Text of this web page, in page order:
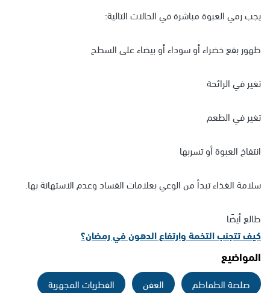
يجب رمي العبوة مباشرة في الحالات التالية:
ظهور بقع خضراء أو سوداء أو بيضاء على السطح
تغير في الرائحة
تغير في الطعم
انتفاخ العبوة أو تسربها
سلامة الغذاء تبدأ من الوعي بعلامات الفساد وعدم الاستهانة بها.
طالع أيضًا
كيف تتجنب التخمة وارتفاع الدهون في رمضان؟
المواضيع
صلصة الطماطم العفن
الفطريات المجهرية